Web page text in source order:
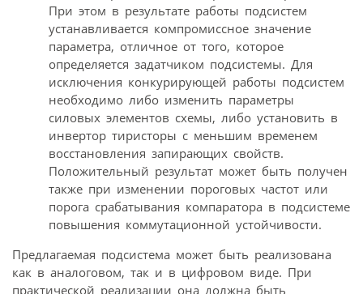
При этом в результате работы подсистем
устанавливается компромиссное значение
параметра, отличное от того, которое
определяется задатчиком подсистемы. Для
исключения конкурирующей работы подсистем
необходимо либо изменить параметры
силовых элементов схемы, либо установить в
инвертор тиристоры с меньшим временем
восстановления запирающих свойств.
Положительный результат может быть получен
также при изменении пороговых частот или
порога срабатывания компаратора в подсистеме
повышения коммутационной устойчивости.
Предлагаемая подсистема может быть реализована
как в аналоговом, так и в цифровом виде. При
практической реализации она должна быть